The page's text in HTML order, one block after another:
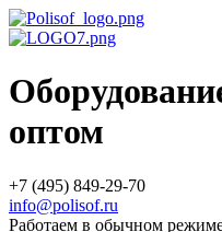
оптом
+7 (495) 849-29-70
info@polisof.ru
Работаем в обычном